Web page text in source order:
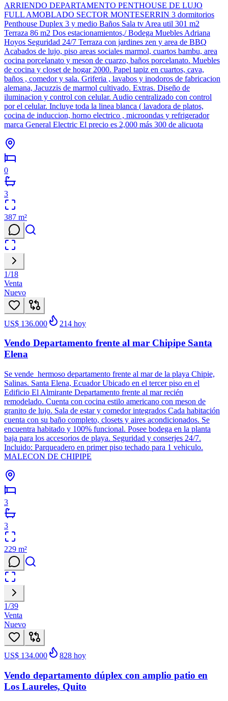
ARRIENDO DEPARTAMENTO PENTHOUSE DE LUJO
FULL AMOBLADO SECTOR MONTESERRIN 3 dormitorios
Penthouse Duplex 3 y medio Baños Sala tv Area util 301 m2
Terraza 86 m2 Dos estacionamientos,/ Bodega Muebles Adriana
Hoyos Seguridad 24/7 Terraza con jardines zen y area de BBQ
Acabados de lujo, piso areas sociales marmol, cuartos bambu, area
cocina porcelanato y meson de cuarzo, baños porcelanato. Muebles
de cocina y closet de hogar 2000. Papel tapiz en cuartos, cava,
baños , comedor y sala. Griferia , lavabos y inodoros de fabricacion
alemana, Jacuzzis de marmol cultivado. Extras. Diseño de
iluminacion y control con celular. Audio centralizado con control
por el celular. Incluye toda la linea blanca ( lavadora de platos,
cocina de induccion, horno electrico , microondas y refrigerador
marca General Electric El precio es 2,000 más 300 de alicuota
0
3
387 m²
1/18
Venta
Nuevo
US$ 136.000 214 hoy
Vendo Departamento frente al mar Chipipe Santa
Elena
Se vende hermoso departamento frente al mar de la playa Chipie,
Salinas. Santa Elena, Ecuador Ubicado en el tercer piso en el
Edificio El Almirante Departamento frente al mar recién
remodelado. Cuenta con cocina estilo americano con meson de
granito de lujo. Sala de estar y comedor integrados Cada habitación
cuenta con su baño completo, closets y aires acondicionados. Se
encuentra habitado y 100% funcional. Posee bodega en la planta
baja para los accesorios de playa. Seguridad y conserjes 24/7.
Incluido: Parqueadero en primer piso techado para 1 vehiculo.
MALECON DE CHIPIPE
3
3
229 m²
1/39
Venta
Nuevo
US$ 134.000 828 hoy
Vendo departamento dúplex con amplio patio en
Los Laureles, Quito